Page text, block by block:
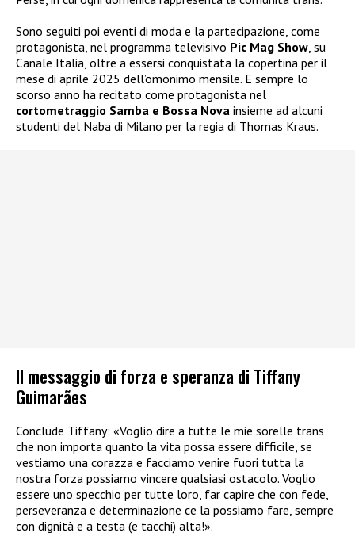
Sono seguiti poi eventi di moda e la partecipazione, come
protagonista, nel programma televisivo Pic Mag Show, su
Canale Italia, oltre a essersi conquistata la copertina per il
mese di aprile 2025 dell’omonimo mensile. E sempre lo
scorso anno ha recitato come protagonista nel
cortometraggio Samba e Bossa Nova insieme ad alcuni
studenti del Naba di Milano per la regia di Thomas Kraus.
Il messaggio di forza e speranza di Tiffany
Guimarães
Conclude Tiffany: «Voglio dire a tutte le mie sorelle trans
che non importa quanto la vita possa essere difficile, se
vestiamo una corazza e facciamo venire fuori tutta la
nostra forza possiamo vincere qualsiasi ostacolo. Voglio
essere uno specchio per tutte loro, far capire che con fede,
perseveranza e determinazione ce la possiamo fare, sempre
con dignità e a testa (e tacchi) alta!».